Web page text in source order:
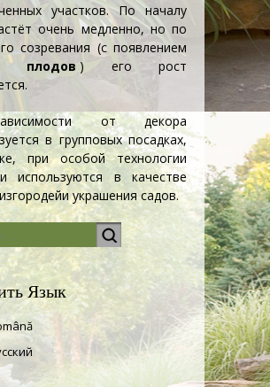
участков. По началу
очень медленно, но по
созревания (с появлением
плодов ) его рост
от декора
в групповых посадках,
при особой технологии
используются в качестве
и украшения садов.
Язык